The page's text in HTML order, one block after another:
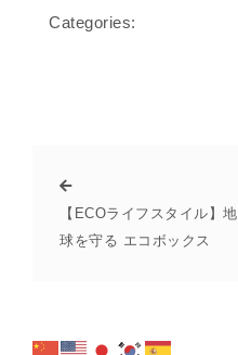
Categories:
【ECOライフスタイル】地
球を守る エコボックス